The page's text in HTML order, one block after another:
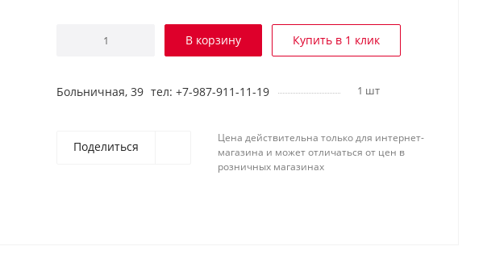
В корзину Купить в 1 клик
Больничная, 39 тел: +7-987-911-11-19 1 шт
Поделиться
Цена действительна только для интернет-
магазина и может отличаться от цен в
розничных магазинах